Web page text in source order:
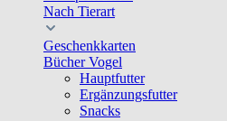
Nach Tierart
Geschenkkarten
Bücher Vogel
Hauptfutter
Ergänzungsfutter
Snacks